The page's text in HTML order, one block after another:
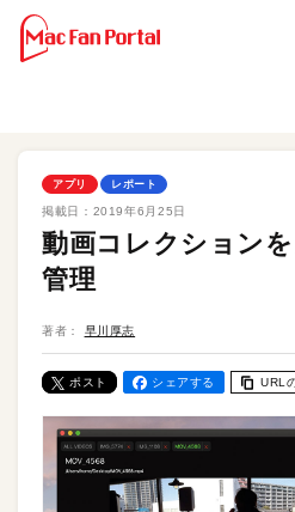
アプリ レポート
掲載日： 2019年6月25日
動画コレクション
管理
著者： 早川厚志
ポスト シェアする URL